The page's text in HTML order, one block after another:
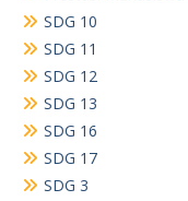
SDG 10
SDG 11
SDG 12
SDG 13
SDG 16
SDG 17
SDG 3